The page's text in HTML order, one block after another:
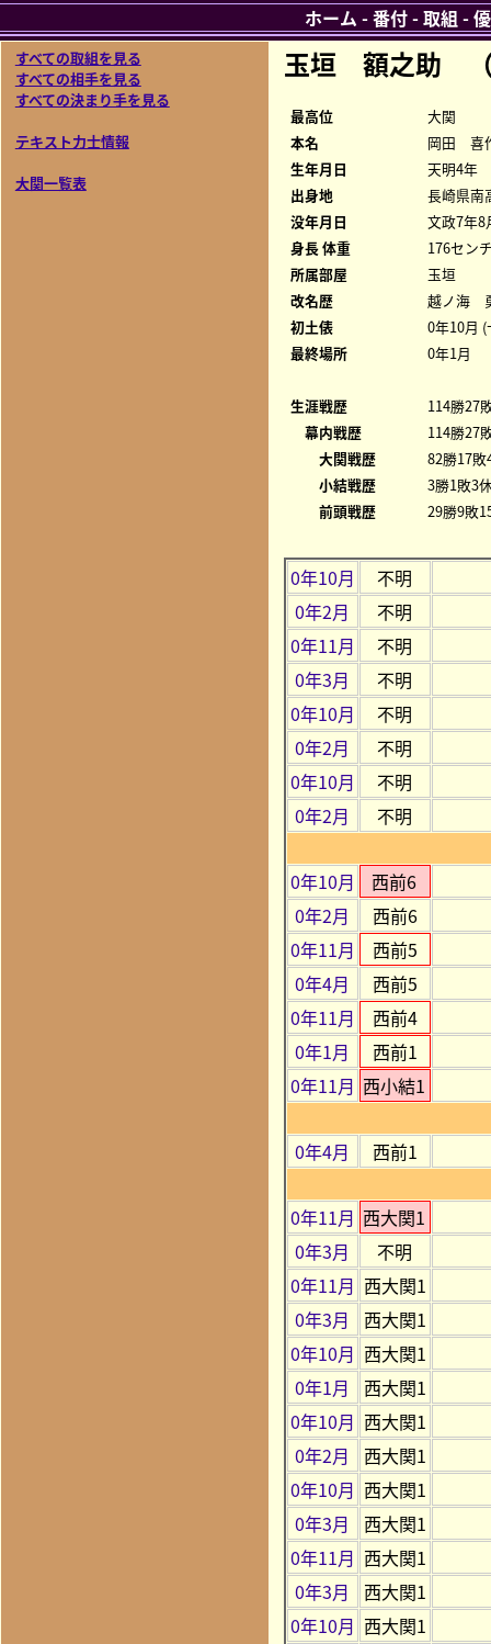
すべての取組を見る
すべての相手を見る
すべての決まり手を見る
テキスト力士情報
大関一覧表
玉垣 額之助 （
最高位
大関
本名
岡田 喜
生年月日
天明4年
出身地
長崎県南
没年月日
文政7年8
身長 体重
176セン
所属部屋
玉垣
改名歴
越ノ海
初土俵
0年10月 (
最終場所
0年1月
生涯戦歴
114勝27
幕内戦歴
114勝27
大関戦歴
82勝17
小結戦歴
3勝1敗3
前頭戦歴
29勝9敗
0年10月
不明
0年2月
不明
0年11月
不明
0年3月
不明
0年10月
不明
0年2月
不明
0年10月
不明
0年2月
不明
0年10月
西前6
0年2月
西前6
0年11月
西前5
0年4月
西前5
0年11月
西前4
0年1月
西前1
0年11月 西小結1
0年4月 西前1
0年11月 西大関1
0年3月
不明
0年11月 西大関1
0年3月
西大関1
0年10月 西大関1
0年1月
西大関1
0年10月 西大関1
0年2月
西大関1
0年10月 西大関1
0年3月
西大関1
0年11月 西大関1
0年3月
西大関1
0年10月 西大関1
ホーム -番付-取組 -